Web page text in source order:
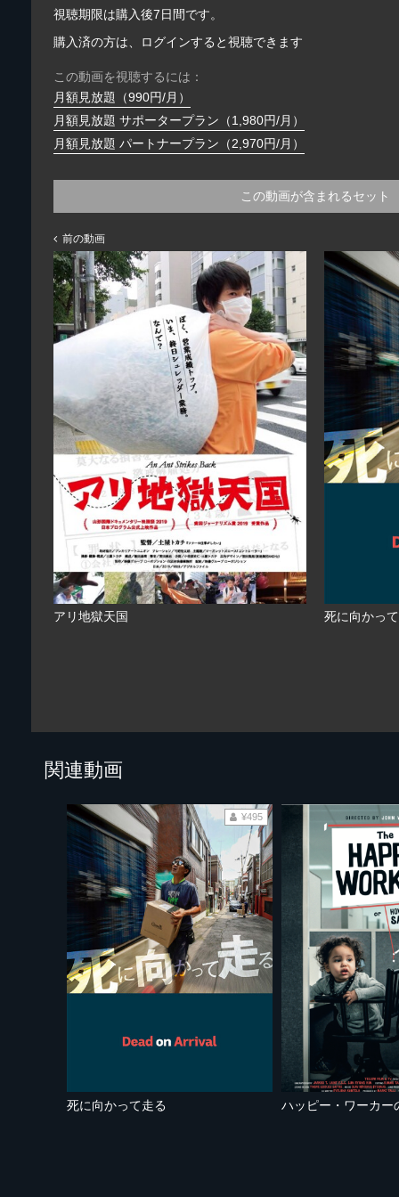
視聴期限は購入後7日間です。
購入済の方は、ログインすると視聴できます
この動画を視聴するには：
月額見放題（990円/月）
月額見放題 サポータープラン（1,980円/月）
月額見放題 パートナープラン（2,970円/月）
この動画が含まれるセット
前の動画
アリ地獄天国 死に向かっ
関連動画
死に向かって走る
¥495
ハッピー・ワーカー